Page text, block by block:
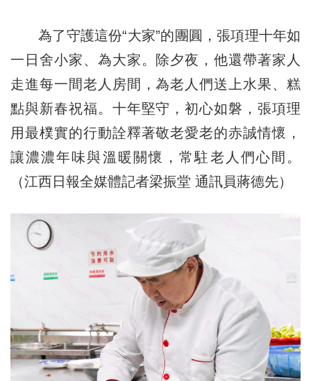
為了守護這份“大家”的團圓，張項理十年如
一日舍小家、為大家。除夕夜，他還帶著家人
走進每一間老人房間，為老人們送上水果、糕
點與新春祝福。十年堅守，初心如磐，張項理
用最樸實的行動詮釋著敬老愛老的赤誠情懷，
讓濃濃年味與溫暖關懷，常駐老人們心間。
（江西日報全媒體記者梁振堂 通訊員蔣德先）